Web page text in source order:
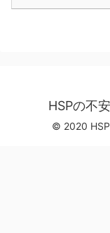
HSPの不
© 2020 HSP